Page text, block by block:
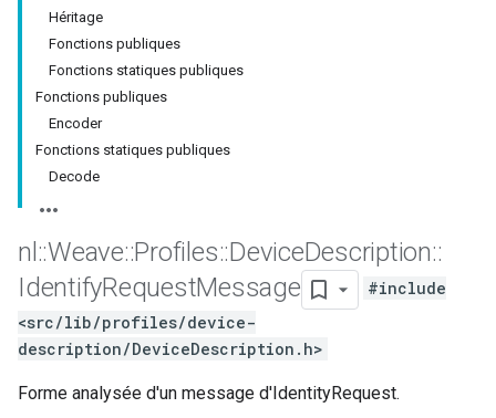
Héritage
Fonctions publiques
Fonctions statiques publiques
Fonctions publiques
Encoder
Fonctions statiques publiques
Decode
nl ::Weave::Profiles::DeviceDescription::
IdentifyRequestMessage
#include
<src/lib/profiles/device-
description/DeviceDescription.h>
Forme analysée d'un message d'IdentityRequest.